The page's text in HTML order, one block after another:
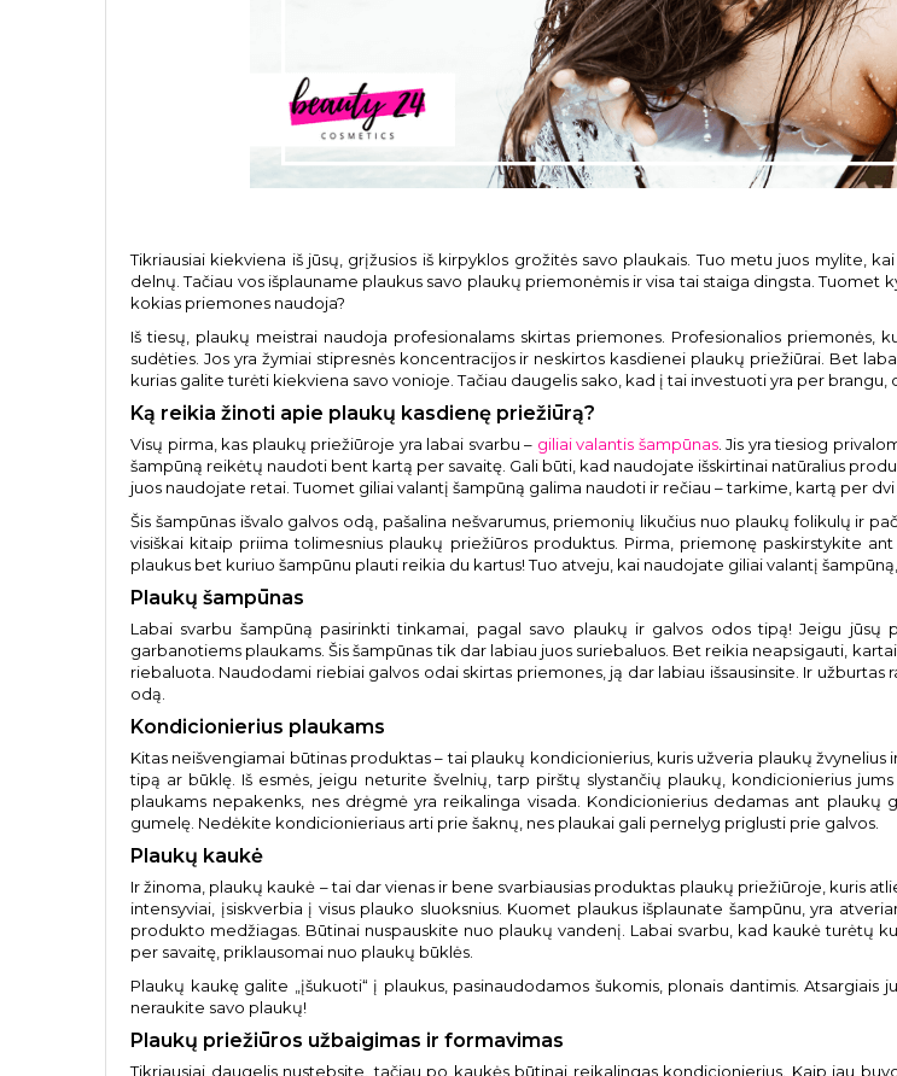
Tikriausiai kiekviena iš jūsų, grįžusios iš kirpyklos grožitės savo plaukais. Tuo metu juos mylite,
delnų. Tačiau vos išplauname plaukus savo plaukų priemonėmis ir visa tai staiga dingsta.
kokias priemones naudoja?
Iš tiesų, plaukų meistrai naudoja profesionalams skirtas priemones. Profesionalios
sudėties. Jos yra žymiai stipresnės koncentracijos ir neskirtos kasdienei plaukų priežiūrai. Bet
kurias galite turėti kiekviena savo vonioje. Tačiau daugelis sako, kad į tai investuoti yra per brangu,
Ką reikia žinoti apie plaukų kasdienę priežiūrą?
Visų pirma, kas plaukų priežiūroje yra labai svarbu – giliai valantis šampūnas. Jis yra tiesiog
šampūną reikėtų naudoti bent kartą per savaitę. Gali būti, kad naudojate išskirtinai natūralius
juos naudojate retai. Tuomet giliai valantį šampūną galima naudoti ir rečiau – tarkime, kartą per
Šis šampūnas išvalo galvos odą, pašalina nešvarumus, priemonių likučius nuo plaukų folikulų ir
visiškai kitaip priima tolimesnius plaukų priežiūros produktus. Pirma, priemonę paskirstykite
plaukus bet kuriuo šampūnu plauti reikia du kartus! Tuo atveju, kai naudojate giliai valantį
Plaukų šampūnas
Labai svarbu šampūną pasirinkti tinkamai, pagal savo plaukų ir galvos odos tipą! Jeigu
garbanotiems plaukams. Šis šampūnas tik dar labiau juos suriebaluos. Bet reikia neapsigauti,
riebaluota. Naudodami riebiai galvos odai skirtas priemones, ją dar labiau išsausinsite. Ir
odą.
Kondicionierius plaukams
Kitas neišvengiamai būtinas produktas – tai plaukų kondicionierius, kuris užveria plaukų
tipą ar būklę. Iš esmės, jeigu neturite švelnių, tarp pirštų slystančių plaukų, kondicionierius
plaukams nepakenks, nes drėgmė yra reikalinga visada. Kondicionierius dedamas ant
gumelę. Nedėkite kondicionieriaus arti prie šaknų, nes plaukai gali pernelyg priglusti prie galvos.
Plaukų kaukė
Ir žinoma, plaukų kaukė – tai dar vienas ir bene svarbiausias produktas plaukų priežiūroje, kuris
intensyviai, įsiskverbia į visus plauko sluoksnius. Kuomet plaukus išplaunate šampūnu, yra
produkto medžiagas. Būtinai nuspauskite nuo plaukų vandenį. Labai svarbu, kad kaukė turėtų
per savaitę, priklausomai nuo plaukų būklės.
Plaukų kaukę galite „įšukuoti“ į plaukus, pasinaudodamos šukomis, plonais dantimis.
neraukite savo plaukų!
Plaukų priežiūros užbaigimas ir formavimas
Tikriausiai daugelis nustebsite, tačiau po kaukės būtinai reikalingas kondicionierius. Kaip jau